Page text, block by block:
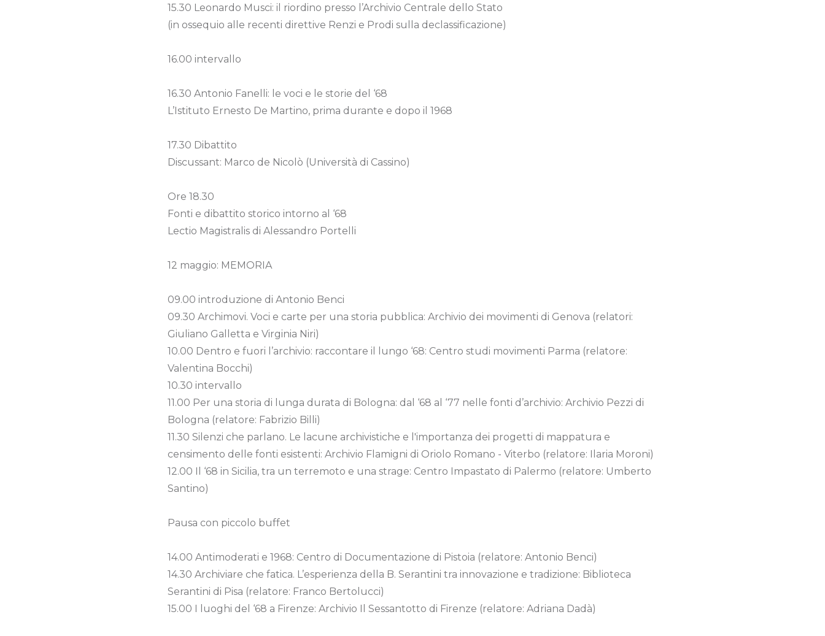
15.30 Leonardo Musci: il riordino presso l’Archivio Centrale dello Stato
(in ossequio alle recenti direttive Renzi e Prodi sulla declassificazione)
16.00 intervallo
16.30 Antonio Fanelli: le voci e le storie del ‘68
L’Istituto Ernesto De Martino, prima durante e dopo il 1968
17.30 Dibattito
Discussant: Marco de Nicolò (Università di Cassino)
Ore 18.30
Fonti e dibattito storico intorno al ‘68
Lectio Magistralis di Alessandro Portelli
12 maggio: MEMORIA
09.00 introduzione di Antonio Benci
09.30 Archimovi. Voci e carte per una storia pubblica: Archivio dei movimenti di Genova (relatori:
Giuliano Galletta e Virginia Niri)
10.00 Dentro e fuori l’archivio: raccontare il lungo ‘68: Centro studi movimenti Parma (relatore:
Valentina Bocchi)
10.30 intervallo
11.00 Per una storia di lunga durata di Bologna: dal ‘68 al ‘77 nelle fonti d’archivio: Archivio Pezzi di
Bologna (relatore: Fabrizio Billi)
11.30 Silenzi che parlano. Le lacune archivistiche e l'importanza dei progetti di mappatura e
censimento delle fonti esistenti: Archivio Flamigni di Oriolo Romano - Viterbo (relatore: Ilaria Moroni)
12.00 Il ‘68 in Sicilia, tra un terremoto e una strage: Centro Impastato di Palermo (relatore: Umberto
Santino)
Pausa con piccolo buffet
14.00 Antimoderati e 1968: Centro di Documentazione di Pistoia (relatore: Antonio Benci)
14.30 Archiviare che fatica. L’esperienza della B. Serantini tra innovazione e tradizione: Biblioteca
Serantini di Pisa (relatore: Franco Bertolucci)
15.00 I luoghi del ‘68 a Firenze: Archivio Il Sessantotto di Firenze (relatore: Adriana Dadà)